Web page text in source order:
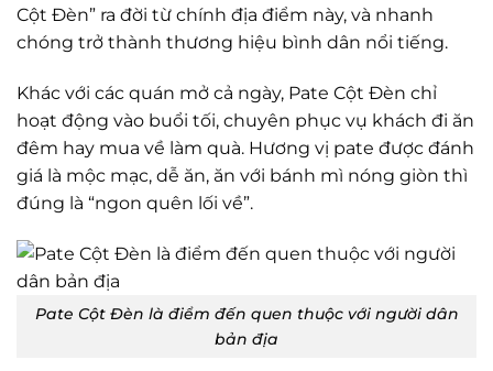
Cột Đèn” ra đời từ chính địa điểm này, và nhanh
chóng trở thành thương hiệu bình dân nổi tiếng.
Khác với các quán mở cả ngày, Pate Cột Đèn chỉ
hoạt động vào buổi tối, chuyên phục vụ khách đi ăn
đêm hay mua về làm quà. Hương vị pate được đánh
giá là mộc mạc, dễ ăn, ăn với bánh mì nóng giòn thì
đúng là “ngon quên lối về”.
Pate Cột Đèn là điểm đến quen thuộc với người dân
bản địa